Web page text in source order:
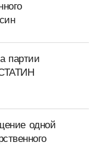
партии
одной